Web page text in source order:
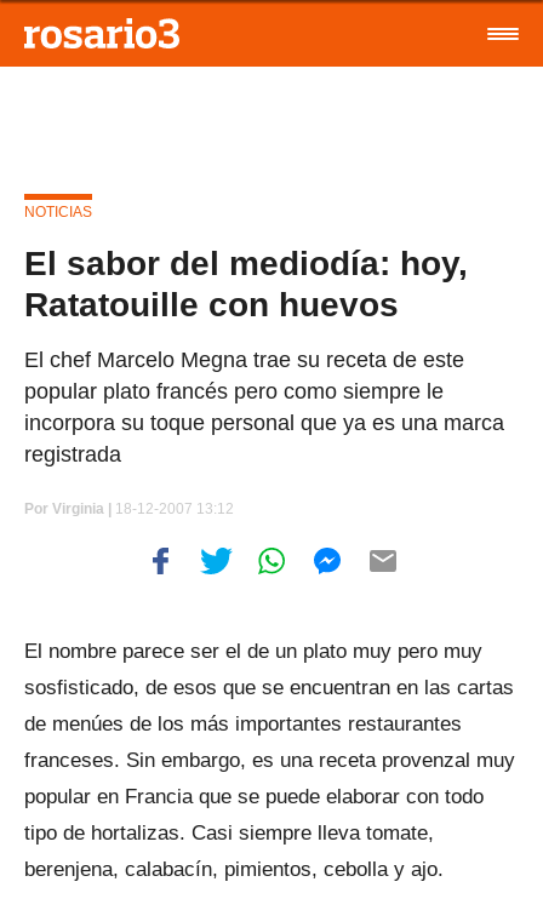
NOTICIAS
El sabor del mediodía: hoy,
Ratatouille con huevos
El chef Marcelo Megna trae su receta de este
popular plato francés pero como siempre le
incorpora su toque personal que ya es una marca
registrada
Por Virginia | 18-12-2007 13:12
El nombre parece ser el de un plato muy pero muy
sosfisticado, de esos que se encuentran en las cartas
de menúes de los más importantes restaurantes
franceses. Sin embargo, es una receta provenzal muy
popular en Francia que se puede elaborar con todo
tipo de hortalizas. Casi siempre lleva tomate,
berenjena, calabacín, pimientos, cebolla y ajo.